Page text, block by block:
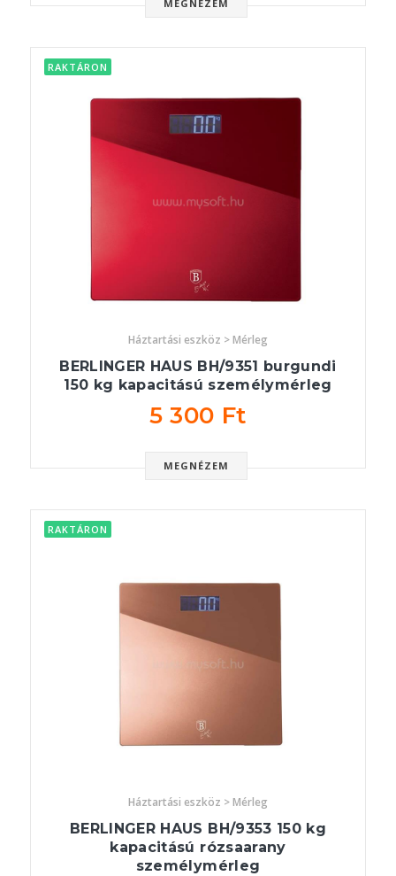
MEGNÉZEM
RAKTÁRON
Háztartási eszköz > Mérleg
BERLINGER HAUS BH/9351 burgundi
150 kg kapacitású személymérleg
5 300 Ft
MEGNÉZEM
RAKTÁRON
Háztartási eszköz > Mérleg
BERLINGER HAUS BH/9353 150 kg
kapacitású rózsaarany
személymérleg